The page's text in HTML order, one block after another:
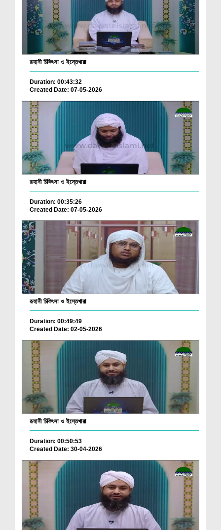
রূহানী চিকিৎসা ও ইস্তেখারা
Duration: 00:43:32
Created Date: 07-05-2026
রূহানী চিকিৎসা ও ইস্তেখারা
Duration: 00:35:26
Created Date: 07-05-2026
রূহানী চিকিৎসা ও ইস্তেখারা
Duration: 00:49:49
Created Date: 02-05-2026
রূহানী চিকিৎসা ও ইস্তেখারা
Duration: 00:50:53
Created Date: 30-04-2026